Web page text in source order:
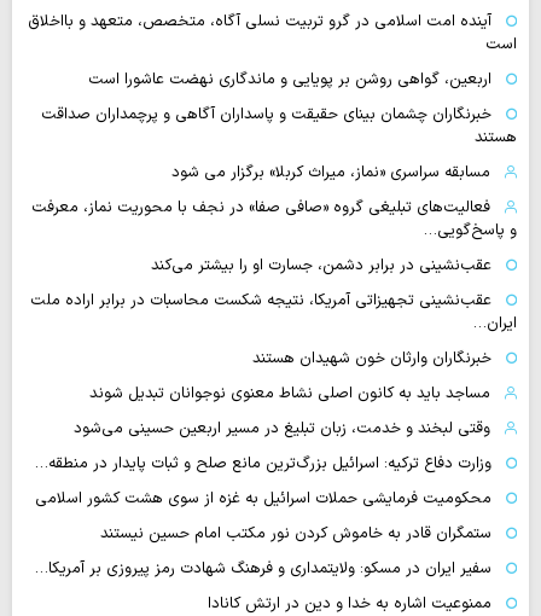
آینده امت اسلامی در گرو تربیت نسلی آگاه، متخصص، متعهد و بااخلاق
است
اربعین، گواهی روشن بر پویایی و ماندگاری نهضت عاشورا است
خبرنگاران چشمان بینای حقیقت و پاسداران آگاهی و پرچمداران صداقت
هستند
مسابقه سراسری «نماز، میراث کربلا» برگزار می شود
فعالیت‌های تبلیغی گروه «صافی صفا» در نجف با محوریت نماز، معرفت
و پاسخ‌گویی…
عقب‌نشینی در برابر دشمن، جسارت او را بیشتر می‌کند
عقب‌نشینی تجهیزاتی آمریکا، نتیجه شکست محاسبات در برابر اراده ملت
ایران…
خبرنگاران وارثان خون شهیدان هستند
مساجد باید به کانون اصلی نشاط معنوی نوجوانان تبدیل شوند
وقتی لبخند و خدمت، زبان تبلیغ در مسیر اربعین حسینی می‌شود
وزارت دفاع ترکیه: اسرائیل بزرگ‌ترین مانع صلح و ثبات پایدار در منطقه…
محکومیت فرمایشی حملات اسرائیل به غزه از سوی هشت کشور اسلامی
ستمگران قادر به خاموش کردن نور مکتب امام حسین نیستند
سفیر ایران در مسکو: ولایتمداری و فرهنگ شهادت رمز پیروزی بر آمریکا…
ممنوعیت اشاره به خدا و دین در ارتش کانادا